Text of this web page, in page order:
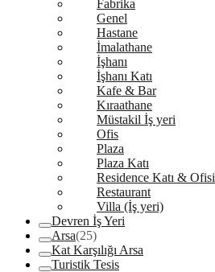
Fabrika
Genel
Hastane
İmalathane
İşhanı
İşhanı Katı
Kafe & Bar
Kıraathane
Müstakil İş yeri
Ofis
Plaza
Plaza Katı
Residence Katı & Ofisi
Restaurant
Villa (İş yeri)
Devren İş Yeri
Arsa(25)
Kat Karşılığı Arsa
Turistik Tesis